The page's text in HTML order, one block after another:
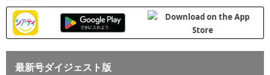
最新号ダイジェスト版